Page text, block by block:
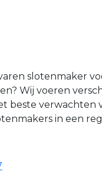
slotenmaker
Wij voeren
beste verwachten
in een